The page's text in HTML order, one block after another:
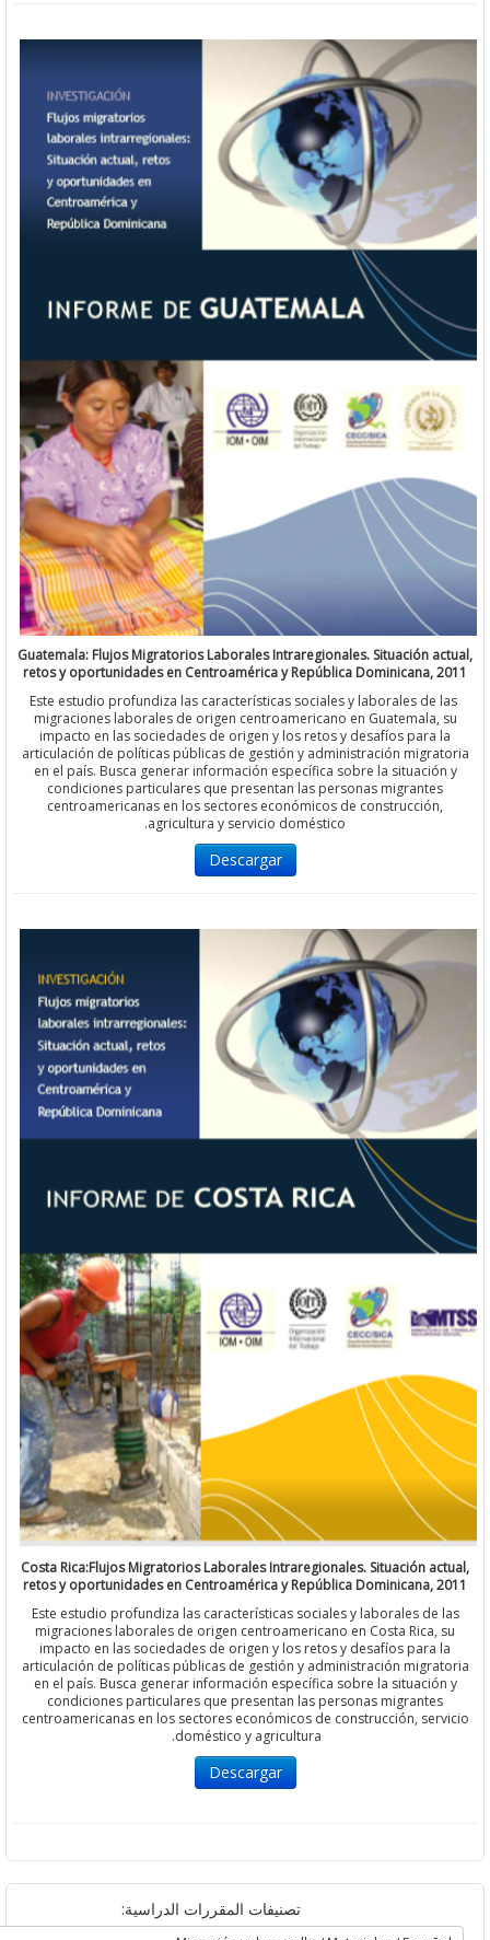
Guatemala: Flujos Migratorios Laborales Intraregionales. Situación
retos y oportunidades en Centroamérica y República
Este estudio profundiza las características sociales y laborales
migraciones laborales de origen centroamericano en
impacto en las sociedades de origen y los retos y desafíos
articulación de políticas públicas de gestión y administración
en el país. Busca generar información específica sobre la
condiciones particulares que presentan las personas
centroamericanas en los sectores económicos de
agricultura y servicio doméstico.
Descargar
Costa Rica:Flujos Migratorios Laborales Intraregionales. Situación
retos y oportunidades en Centroamérica y República
Este estudio profundiza las características sociales y laborales
migraciones laborales de origen centroamericano en Costa
impacto en las sociedades de origen y los retos y desafíos
articulación de políticas públicas de gestión y administración
en el país. Busca generar información específica sobre la
condiciones particulares que presentan las personas
centroamericanas en los sectores económicos de construcción,
doméstico y agricultura.
Descargar
تصنيفات المقررات الدراسية: